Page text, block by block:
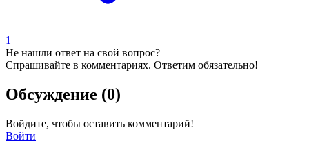
1
Не нашли ответ на свой вопрос?
Спрашивайте в комментариях. Ответим обязательно!
Обсуждение (0)
Войдите, чтобы оставить комментарий!
Войти